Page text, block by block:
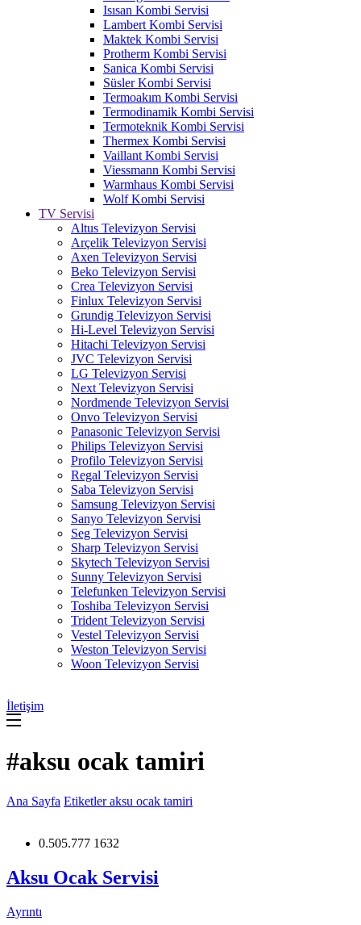
Isısan Kombi Servisi
Lambert Kombi Servisi
Maktek Kombi Servisi
Protherm Kombi Servisi
Sanica Kombi Servisi
Süsler Kombi Servisi
Termoakım Kombi Servisi
Termodinamik Kombi Servisi
Termoteknik Kombi Servisi
Thermex Kombi Servisi
Vaillant Kombi Servisi
Viessmann Kombi Servisi
Warmhaus Kombi Servisi
Wolf Kombi Servisi
TV Servisi
Altus Televizyon Servisi
Arçelik Televizyon Servisi
Axen Televizyon Servisi
Beko Televizyon Servisi
Crea Televizyon Servisi
Finlux Televizyon Servisi
Grundig Televizyon Servisi
Hi-Level Televizyon Servisi
Hitachi Televizyon Servisi
JVC Televizyon Servisi
LG Televizyon Servisi
Next Televizyon Servisi
Nordmende Televizyon Servisi
Onvo Televizyon Servisi
Panasonic Televizyon Servisi
Philips Televizyon Servisi
Profilo Televizyon Servisi
Regal Televizyon Servisi
Saba Televizyon Servisi
Samsung Televizyon Servisi
Sanyo Televizyon Servisi
Seg Televizyon Servisi
Sharp Televizyon Servisi
Skytech Televizyon Servisi
Sunny Televizyon Servisi
Telefunken Televizyon Servisi
Toshiba Televizyon Servisi
Trident Televizyon Servisi
Vestel Televizyon Servisi
Weston Televizyon Servisi
Woon Televizyon Servisi
İletişim
#aksu ocak tamiri
Ana Sayfa Etiketleraksu ocak tamiri
0.505.777 1632
Aksu Ocak Servisi
Ayrıntı